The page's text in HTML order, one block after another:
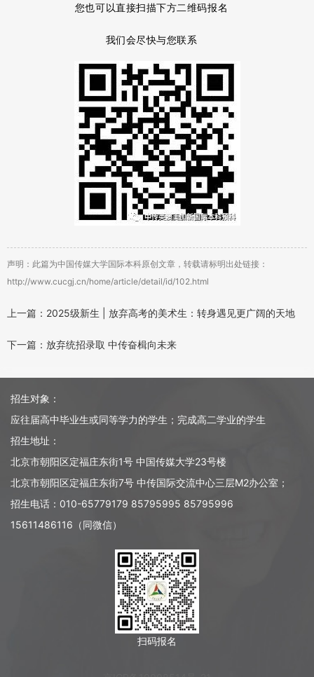
您也可以直接扫描下方二维码报名
我们会尽快与您联系
声明：此篇为中国传媒大学国际本科原创文章，转载请标明出处链接：
http://www.cucgj.cn/home/article/detail/id/102.html
上一篇：2025级新生 | 放弃高考的美术生：转身遇见更广阔的天地
下一篇：放弃统招录取 中传奋楫向未来
招生对象：
应往届高中毕业生或同等学力的学生；完成高二学业的学生
招生地址：
北京市朝阳区定福庄东街1号 中国传媒大学23号楼
北京市朝阳区定福庄东街7号 中传国际交流中心三层M2办公室；
招生电话：010-65779179 85795995 85795996
15611486116（同微信）
扫码报名